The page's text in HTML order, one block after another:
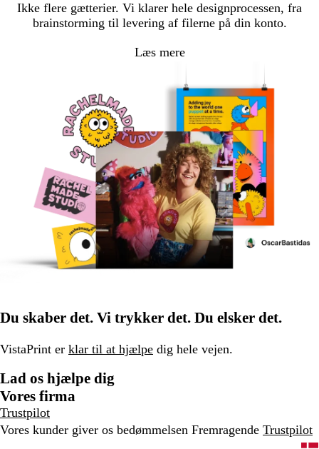
Ikke flere gætterier. Vi klarer hele designprocessen, fra
brainstorming til levering af filerne på din konto.
Læs mere
Du skaber det. Vi trykker det. Du elsker det.
VistaPrint er klar til at hjælpe dig hele vejen.
Lad os hjælpe dig
Vores firma
Trustpilot
Vores kunder giver os bedømmelsen Fremragende Trustpilot